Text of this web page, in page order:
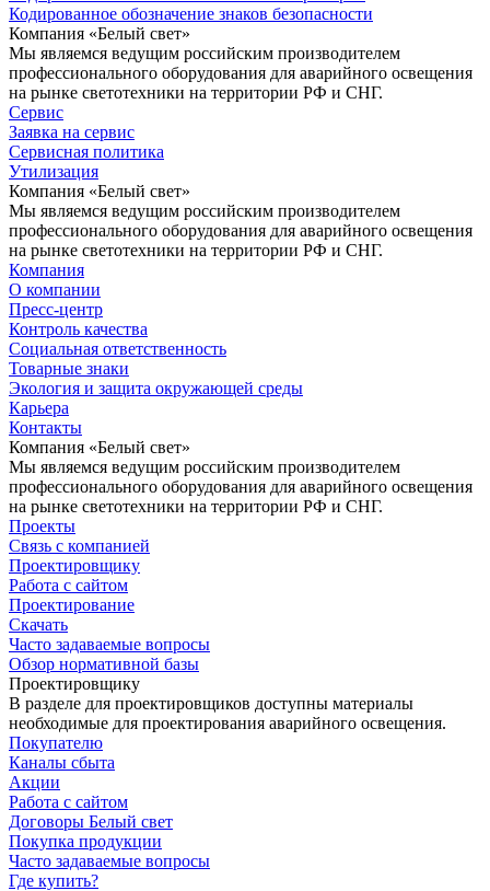
Кодированное обозначение знаков безопасности
Компания «Белый свет»
Мы являемся ведущим российским производителем
профессионального оборудования для аварийного освещения
на рынке светотехники на территории РФ и СНГ.
Сервис
Заявка на сервис
Сервисная политика
Утилизация
Компания «Белый свет»
Мы являемся ведущим российским производителем
профессионального оборудования для аварийного освещения
на рынке светотехники на территории РФ и СНГ.
Компания
О компании
Пресс-центр
Контроль качества
Социальная ответственность
Товарные знаки
Экология и защита окружающей среды
Карьера
Контакты
Компания «Белый свет»
Мы являемся ведущим российским производителем
профессионального оборудования для аварийного освещения
на рынке светотехники на территории РФ и СНГ.
Проекты
Связь с компанией
Проектировщику
Работа с сайтом
Проектирование
Скачать
Часто задаваемые вопросы
Обзор нормативной базы
Проектировщику
В разделе для проектировщиков доступны материалы
необходимые для проектирования аварийного освещения.
Покупателю
Каналы сбыта
Акции
Работа с сайтом
Договоры Белый свет
Покупка продукции
Часто задаваемые вопросы
Где купить?